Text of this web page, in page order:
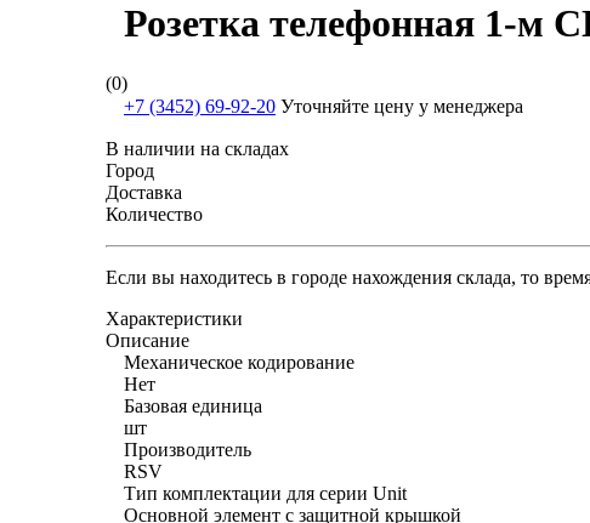
Розетка телефонная 1-м
(0)
+7 (3452) 69-92-20 Уточняйте цену у менеджера
В наличии на складах
Город
Доставка
Количество
Если вы находитесь в городе нахождения склада, то
Характеристики
Описание
Механическое кодирование
Нет
Базовая единица
шт
Производитель
RSV
Тип комплектации для серии Unit
Основной элемент с защитной крышкой